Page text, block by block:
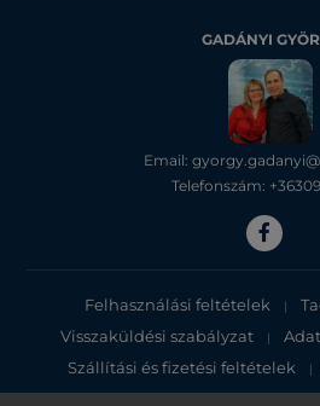
GADÁNYI
Email:
Telefonszám:
Felhasználási feltételek |
Visszaküldési szabályzat |
Szállítási és fizetési feltételek |
Adatvédelmi